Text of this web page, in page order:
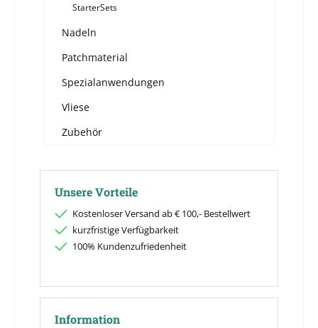
StarterSets
Nadeln
Patchmaterial
Spezialanwendungen
Vliese
Zubehör
Unsere Vorteile
Kostenloser Versand ab € 100,- Bestellwert
kurzfristige Verfügbarkeit
100% Kundenzufriedenheit
Information